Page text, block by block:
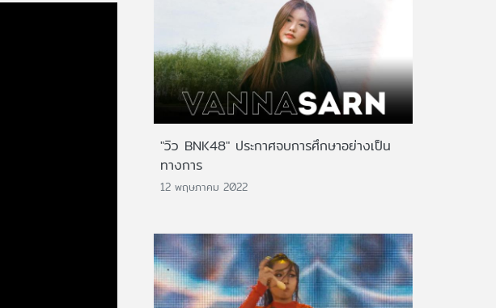
"วิว BNK48" ประกาศจบการศึกษาอย่างเป็น
ทางการ
12 พฤษภาคม 2022